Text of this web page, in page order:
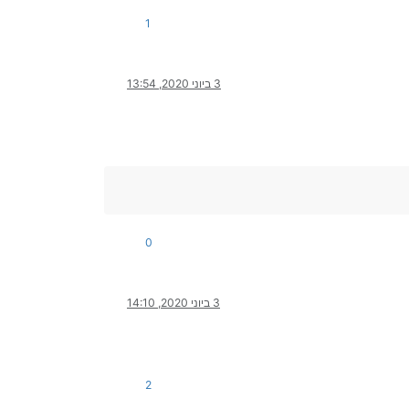
1
3 ביוני 2020, 13:54
0
3 ביוני 2020, 14:10
2